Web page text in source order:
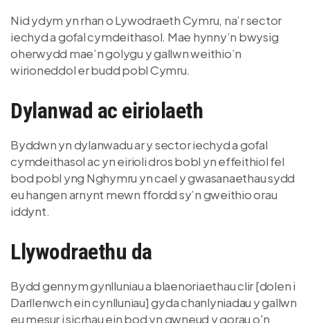
Nid ydym yn rhan o Lywodraeth Cymru, na’r sector
iechyd a gofal cymdeithasol. Mae hynny’n bwysig
oherwydd mae’n golygu y gallwn weithio’n
wirioneddol er budd pobl Cymru.
Dylanwad ac eiriolaeth
Byddwn yn dylanwadu ar y sector iechyd a gofal
cymdeithasol ac yn eirioli dros bobl yn effeithiol fel
bod pobl yng Nghymru yn cael y gwasanaethau sydd
eu hangen arnynt mewn ffordd sy’n gweithio orau
iddynt.
Llywodraethu da
Bydd gennym gynlluniau a blaenoriaethau clir [dolen i
Darllenwch ein cynlluniau] gyda chanlyniadau y gallwn
eu mesur i sicrhau ein bod yn gwneud y gorau o'n